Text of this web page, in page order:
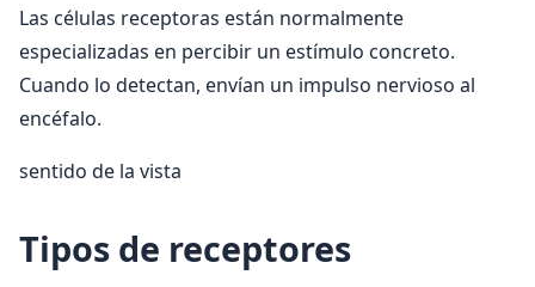
Las células receptoras están normalmente
especializadas en percibir un estímulo concreto.
Cuando lo detectan, envían un impulso nervioso al
encéfalo.
sentido de la vista
Tipos de receptores